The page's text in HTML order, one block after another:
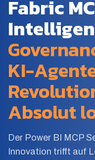
Fabric
KI-
Absolut
Der Power BI MCP
Innovation trifft auf